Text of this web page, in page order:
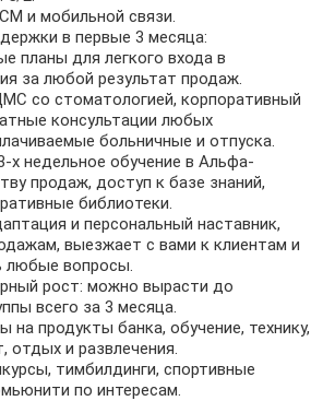
и мобильной связи.
в первые 3 месяца:
планы для легкого входа в
за любой результат продаж.
со стоматологией, корпоративный
консультации любых
больничные и отпуска.
х недельное обучение в Альфа-
продаж, доступ к базе знаний,
библиотеки.
и персональный наставник,
выезжает с вами к клиентам и
любые вопросы.
рост: можно вырасти до
всего за 3 месяца.
на продукты банка, обучение, технику,
отдых и развлечения.
тимбилдинги, спортивные
по интересам.